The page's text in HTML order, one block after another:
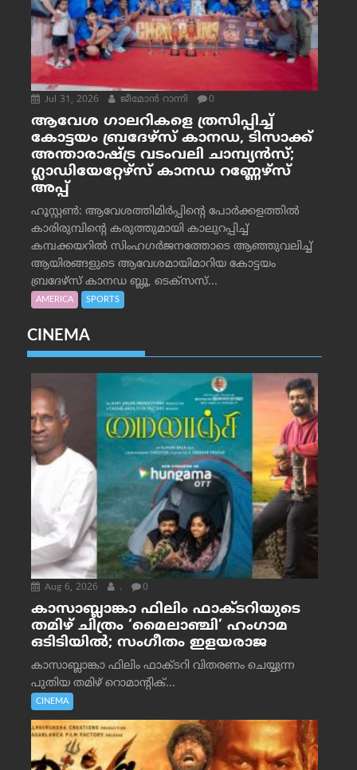
Jul 31, 2026 ജീമോന്‍ റാന്നി 0
ആവേശ ഗാലറികളെ ത്രസിപ്പിച്ച്
കോട്ടയം ബ്രദേഴ്‌സ് കാനഡ, ടിസാക്ക്
അന്താരാഷ്ട്ര വടംവലി ചാമ്പ്യന്‍സ്;
ഗ്ലാഡിയേറ്റേഴ്‌സ് കാനഡ റണ്ണേഴ്‌സ്
അപ്പ്
ഹൂസ്റ്റണ്‍: ആവേശത്തിമിര്‍പ്പിന്റെ പോര്‍ക്കളത്തില്‍
കാരിരുമ്പിന്റെ കരുത്തുമായി കാലുറപ്പിച്ച്
കമ്പക്കയറില്‍ സിംഹഗര്‍ജനത്തോടെ ആഞ്ഞുവലിച്ച്
ആയിരങ്ങളുടെ ആവേശമായിമാറിയ കോട്ടയം
ബ്രദേഴ്‌സ് കാനഡ ബ്ലൂ, ടെക്‌സസ്...
AMERICA SPORTS
CINEMA
Aug 6, 2026 . 0
കാസാബ്ലാങ്കാ ഫിലിം ഫാക്ടറിയുടെ
തമിഴ് ചിത്രം ‘മൈലാഞ്ചി’ ഹംഗാമ
ഒടിടിയിൽ; സംഗീതം ഇളയരാജ
കാസാബ്ലാങ്കാ ഫിലിം ഫാക്ടറി വിതരണം ചെയ്യുന്ന
പുതിയ തമിഴ് റൊമാന്റിക്...
CINEMA